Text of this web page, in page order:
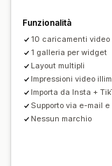
Monitoraggio del
Monitoraggio delle
Funzionalità
10 caricamenti video
1 galleria per widget
Layout multipli
Impressioni video
Importa da Insta +
Supporto via e-mail
Nessun marchio